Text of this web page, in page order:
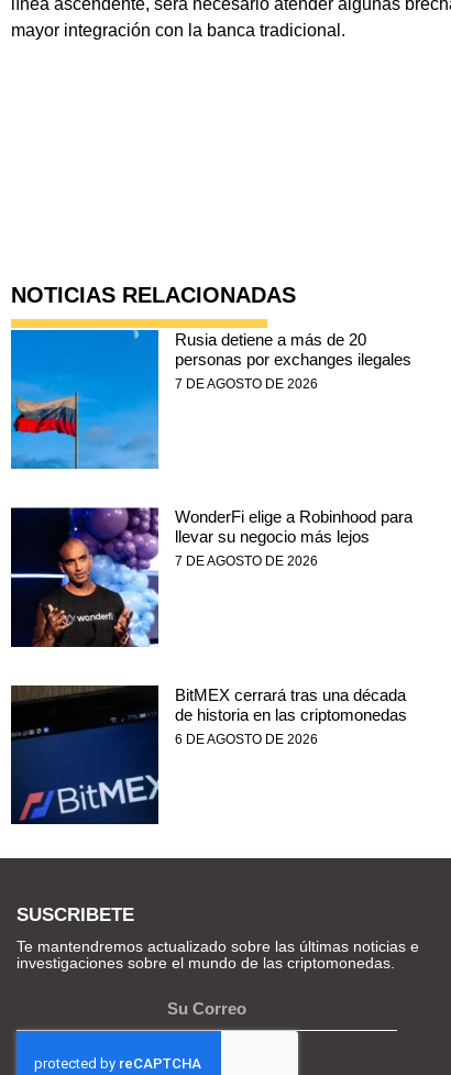
línea ascendente, será necesario atender algunas
mayor integración con la banca tradicional.
NOTICIAS RELACIONADAS
Rusia detiene a más de 20
personas por exchanges ilegales
7 DE AGOSTO DE 2026
WonderFi elige a Robinhood para
llevar su negocio más lejos
7 DE AGOSTO DE 2026
BitMEX cerrará tras una década
de historia en las criptomonedas
6 DE AGOSTO DE 2026
SUSCRIBETE
Te mantendremos actualizado sobre las últimas noticias e
investigaciones sobre el mundo de las criptomonedas.